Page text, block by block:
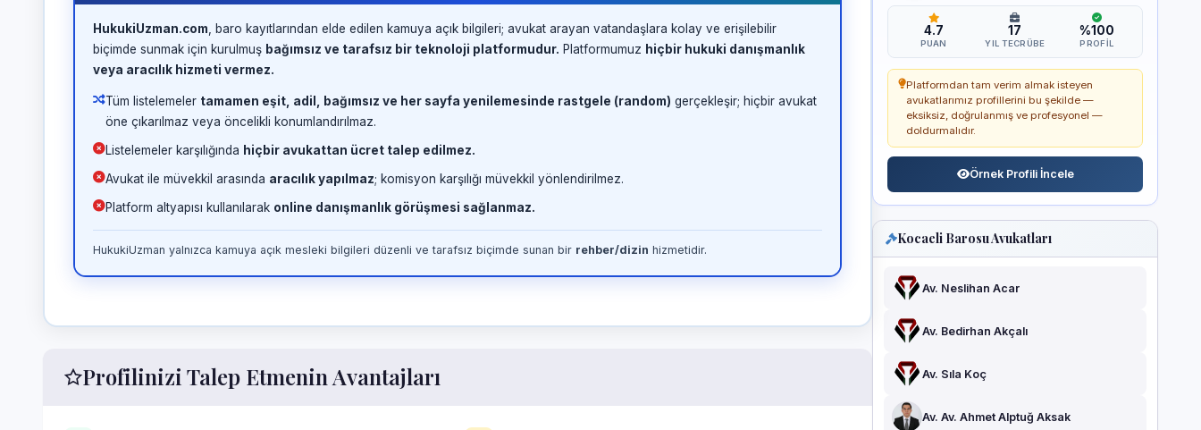
HukukiUzman.com , baro kayıtlarından elde edilen kamuya açık bilgileri; avukat arayan vatandaşlara kolay ve erişilebilir
biçimde sunmak için kurulmuş bağımsız ve tarafsız bir teknoloji platformudur. Platformumuz hiçbir hukuki danışmanlık
veya aracılık hizmeti vermez.
Tüm listelemeler tamamen eşit, adil, bağımsız ve her sayfa yenilemesinde rastgele (random) gerçekleşir; hiçbir avukat
öne çıkarılmaz veya öncelikli konumlandırılmaz.
Listelemeler karşılığında hiçbir avukattan ücret talep edilmez.
Avukat ile müvekkil arasında aracılık yapılmaz; komisyon karşılığı müvekkil yönlendirilmez.
Platform altyapısı kullanılarak online danışmanlık görüşmesi sağlanmaz.
HukukiUzman yalnızca kamuya açık mesleki bilgileri düzenli ve tarafsız biçimde sunan bir rehber/dizin hizmetidir.
Profilinizi Talep Etmenin Avantajları
4.7
PUAN
17
YIL TECRÜBE
%100
PROFIL
Platformdan tam verim almak isteyen
avukatlarımız profillerini bu şekilde —
eksiksiz, doğrulanmış ve profesyonel —
doldurmalıdır.
Örnek Profili İncele
Kocaeli Barosu Avukatları
Av. Neslihan Acar
Av. Bedirhan Akçalı
Av. Sıla Koç
Av. Av. Ahmet Alptuğ Aksak